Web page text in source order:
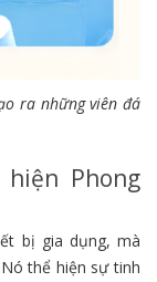
ra những viên đá
Phong
bị gia dụng, mà
thể hiện sự tinh